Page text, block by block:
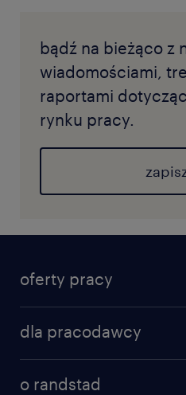
bądź na bieżąco z
wiadomościami,
raportami
rynku pracy.
oferty pracy
dla pracodawcy
o randstad